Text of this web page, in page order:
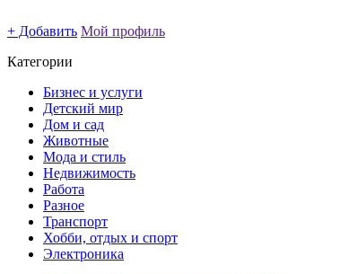
+ Добавить Мой профиль
Категории
Бизнес и услуги
Детский мир
Дом и сад
Животные
Мода и стиль
Недвижимость
Работа
Разное
Транспорт
Хобби, отдых и спорт
Электроника